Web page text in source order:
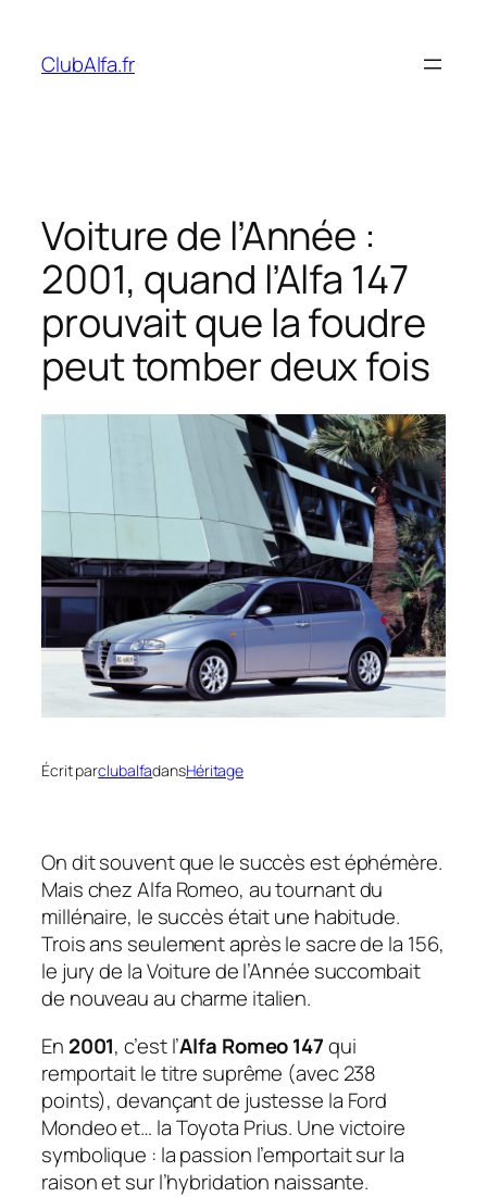
contenu
ClubAlfa.fr
Voiture de l’Année :
2001, quand l’Alfa 147
prouvait que la foudre
peut tomber deux fois
Écrit parclubalfadansHéritage
On dit souvent que le succès est éphémère.
Mais chez Alfa Romeo, au tournant du
millénaire, le succès était une habitude.
Trois ans seulement après le sacre de la 156,
le jury de la Voiture de l’Année succombait
de nouveau au charme italien.
En 2001, c’est l’Alfa Romeo 147qui
remportait le titre suprême (avec 238
points), devançant de justesse la Ford
Mondeo et… la Toyota Prius. Une victoire
symbolique : la passion l’emportait sur la
raison et sur l’hybridation naissante.